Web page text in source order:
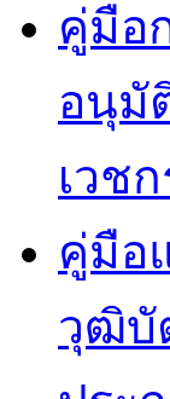
คู่มือ
อนุมั
เวช
คู่มือ
วุฒิบั